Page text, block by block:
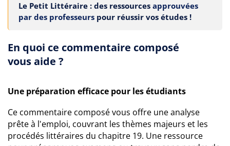
Le Petit Littéraire : des ressources approuvées
par des professeurs pour réussir vos études !
En quoi ce commentaire composé
vous aide ?
Une préparation efficace pour les étudiants
Ce commentaire composé vous offre une analyse
prête à l'emploi, couvrant les thèmes majeurs et les
procédés littéraires du chapitre 19. Une ressource